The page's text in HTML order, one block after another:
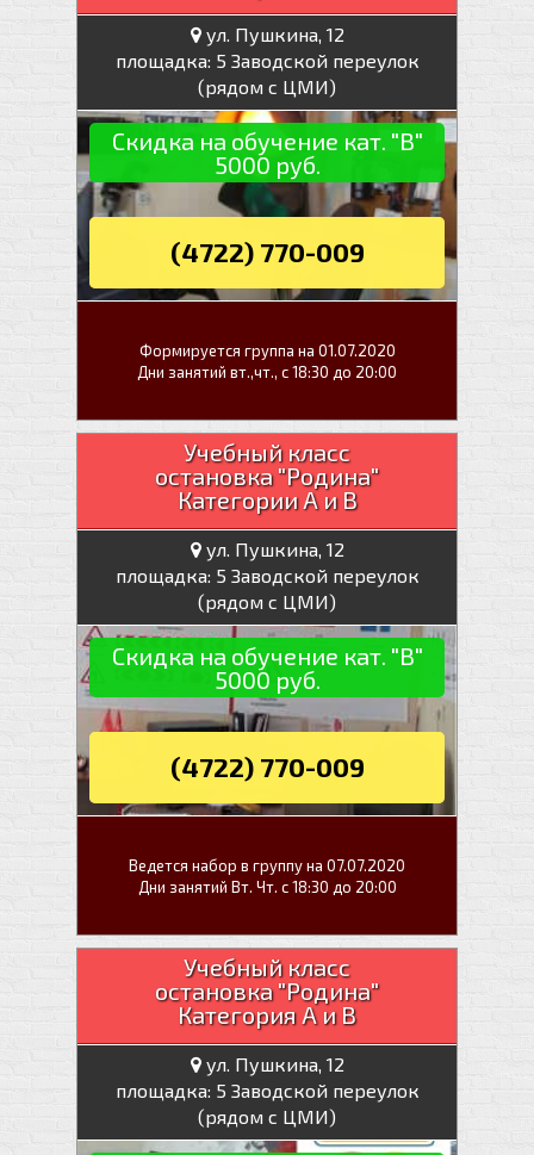
ул. Пушкина, 12
площадка: 5 Заводской переулок
(рядом с ЦМИ)
Скидка на обучение кат. "В"
5000 руб.
(4722) 770-009
Формируется группа на 01.07.2020
Дни занятий вт.,чт., с 18:30 до 20:00
Учебный класс
остановка "Родина"
Категории А и В
ул. Пушкина, 12
площадка: 5 Заводской переулок
(рядом с ЦМИ)
Скидка на обучение кат. "В"
5000 руб.
(4722) 770-009
Ведется набор в группу на 07.07.2020
Дни занятий Вт. Чт. с 18:30 до 20:00
Учебный класс
остановка "Родина"
Категория А и В
ул. Пушкина, 12
площадка: 5 Заводской переулок
(рядом с ЦМИ)